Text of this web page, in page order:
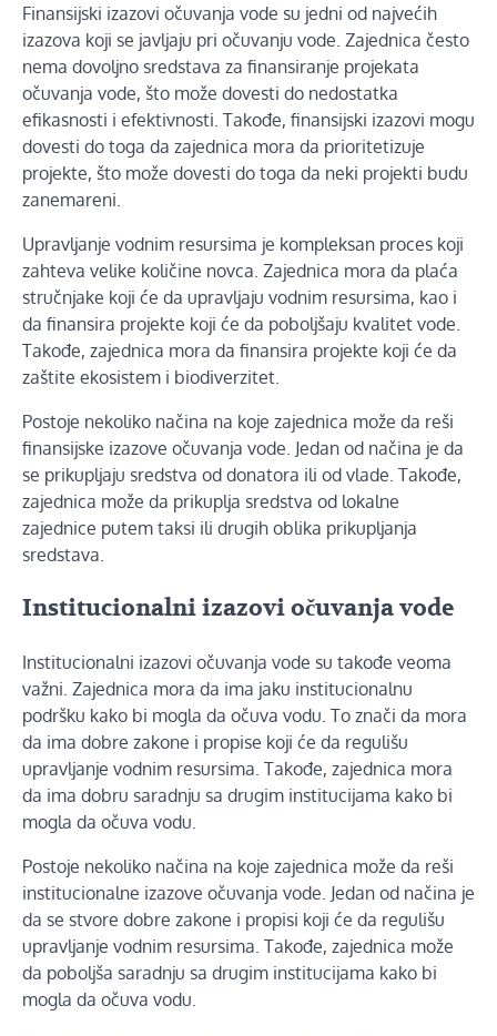
Finansijski izazovi očuvanja vode su jedni od najvećih
izazova koji se javljaju pri očuvanju vode. Zajednica često
nema dovoljno sredstava za finansiranje projekata
očuvanja vode, što može dovesti do nedostatka
efikasnosti i efektivnosti. Takođe, finansijski izazovi mogu
dovesti do toga da zajednica mora da prioritetizuje
projekte, što može dovesti do toga da neki projekti budu
zanemareni.
Upravljanje vodnim resursima je kompleksan proces koji
zahteva velike količine novca. Zajednica mora da plaća
stručnjake koji će da upravljaju vodnim resursima, kao i
da finansira projekte koji će da poboljšaju kvalitet vode.
Takođe, zajednica mora da finansira projekte koji će da
zaštite ekosistem i biodiverzitet.
Postoje nekoliko načina na koje zajednica može da reši
finansijske izazove očuvanja vode. Jedan od načina je da
se prikupljaju sredstva od donatora ili od vlade. Takođe,
zajednica može da prikuplja sredstva od lokalne
zajednice putem taksi ili drugih oblika prikupljanja
sredstava.
Institucionalni izazovi očuvanja vode
Institucionalni izazovi očuvanja vode su takođe veoma
važni. Zajednica mora da ima jaku institucionalnu
podršku kako bi mogla da očuva vodu. To znači da mora
da ima dobre zakone i propise koji će da regulišu
upravljanje vodnim resursima. Takođe, zajednica mora
da ima dobru saradnju sa drugim institucijama kako bi
mogla da očuva vodu.
Postoje nekoliko načina na koje zajednica može da reši
institucionalne izazove očuvanja vode. Jedan od načina je
da se stvore dobre zakone i propisi koji će da regulišu
upravljanje vodnim resursima. Takođe, zajednica može
da poboljša saradnju sa drugim institucijama kako bi
mogla da očuva vodu.